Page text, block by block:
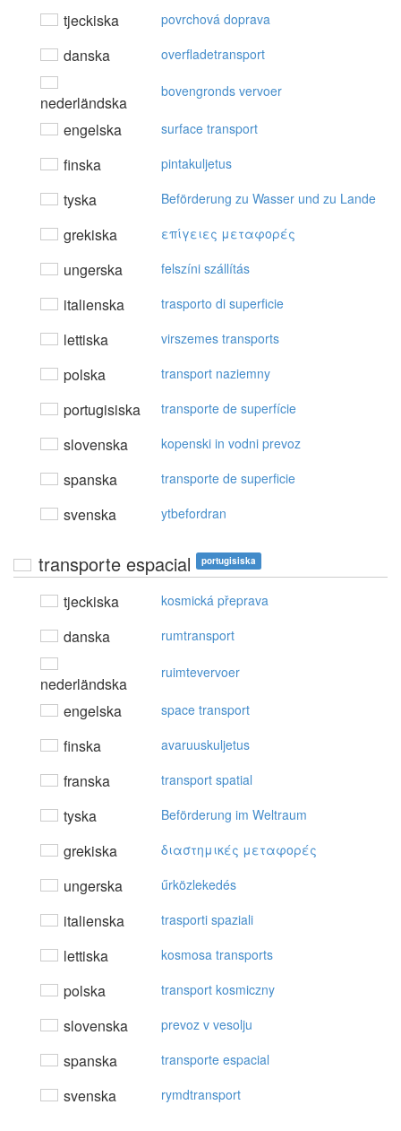
tjeckiska povrchová doprava
danska overfladetransport
nederländska
bovengronds vervoer
engelska surface transport
finska pintakuljetus
tyska Beförderung zu Wasser und zu Lande
grekiska επίγειες μεταφoρές
ungerska felszíni szállítás
italienska trasporto di superficie
lettiska virszemes transports
polska transport naziemny
portugisiska transporte de superfície
slovenska kopenski in vodni prevoz
spanska transporte de superficie
svenska ytbefordran
transporte espacial portugisiska
tjeckiska kosmická přeprava
danska rumtransport
nederländska
ruimtevervoer
engelska space transport
finska avaruuskuljetus
franska transport spatial
tyska Beförderung im Weltraum
grekiska διαστημικές μεταφoρές
ungerska űrközlekedés
italienska trasporti spaziali
lettiska kosmosa transports
polska transport kosmiczny
slovenska prevoz v vesolju
spanska transporte espacial
svenska rymdtransport